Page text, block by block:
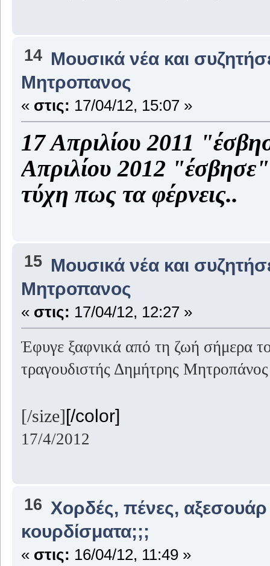
14 Μουσικά νέα και
Μητροπανος
« στις: 17/04/12, 15:07 »
‎17 Απριλίου 2011
Απριλίου 2012
τύχη πως τα φέρνεις..
15 Μουσικά νέα και
Μητροπανος
« στις: 17/04/12, 12:27 »
Έφυγε ξαφνικά από τη ζωή σήμερα
τραγουδιστής Δημήτρης
[/size][/color]
17/4/2012
16 Χορδές, πένες, αξεσουάρ
κουρδίσματα;;;
« στις: 16/04/12, 11:49 »